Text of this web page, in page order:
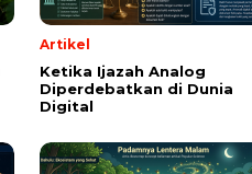
Artikel
Ketika Ijazah Analog
Diperdebatkan di Dunia
Digital